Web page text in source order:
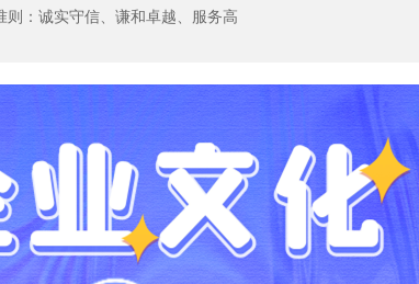
：诚实守信、谦和卓越、服务高